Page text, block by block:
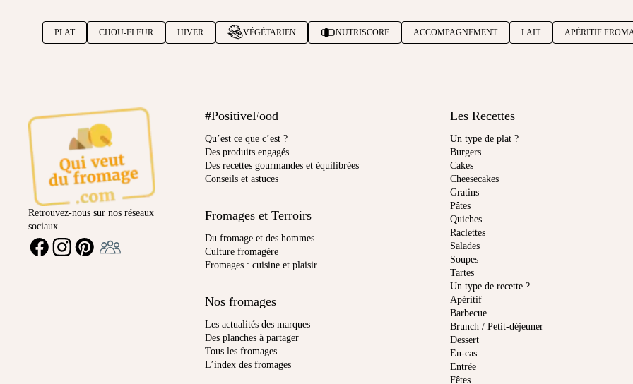
PLAT CHOU-FLEUR HIVER VÉGÉTARIEN NUTRISCORE ACCOMPAGNEMENT LAIT APÉRITIF
Retrouvez-nous sur nos réseaux
sociaux
FACEBOOKINSTAGRAMPINTEREST
#PositiveFood
Qu’est ce que c’est ?
Des produits engagés
Des recettes gourmandes et équilibrées
Conseils et astuces
Fromages et Terroirs
Du fromage et des hommes
Culture fromagère
Fromages : cuisine et plaisir
Nos fromages
Les actualités des marques
Des planches à partager
Tous les fromages
L’index des fromages
Les Recettes
Un type de plat ?
Burgers
Cakes
Cheesecakes
Gratins
Pâtes
Quiches
Raclettes
Salades
Soupes
Tartes
Un type de recette ?
Apéritif
Barbecue
Brunch / Petit-déjeuner
Dessert
En-cas
Entrée
Fêtes